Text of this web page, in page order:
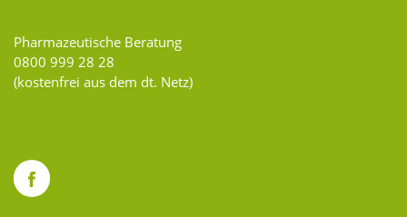
Pharmazeutische Beratung
0800 999 28 28
(kostenfrei aus dem dt. Netz)